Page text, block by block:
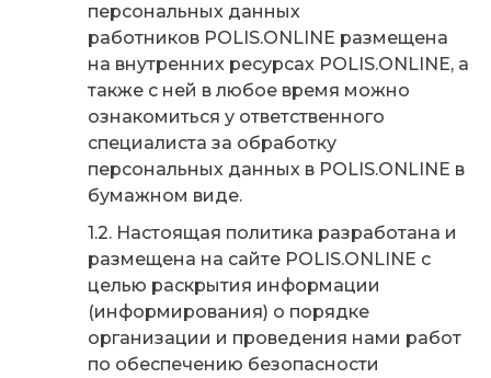
персональных данных
работников POLIS.ONLINE размещена
на внутренних ресурсах POLIS.ONLINE, а
также с ней в любое время можно
ознакомиться у ответственного
специалиста за обработку
персональных данных в POLIS.ONLINE в
бумажном виде.
Настоящая политика разработана и
размещена на сайте POLIS.ONLINE с
целью раскрытия информации
(информирования) о порядке
организации и проведения нами работ
по обеспечению безопасности